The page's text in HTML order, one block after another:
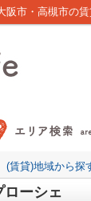
阪市・高槻市の
(賃貸)地域から探
ローシェ